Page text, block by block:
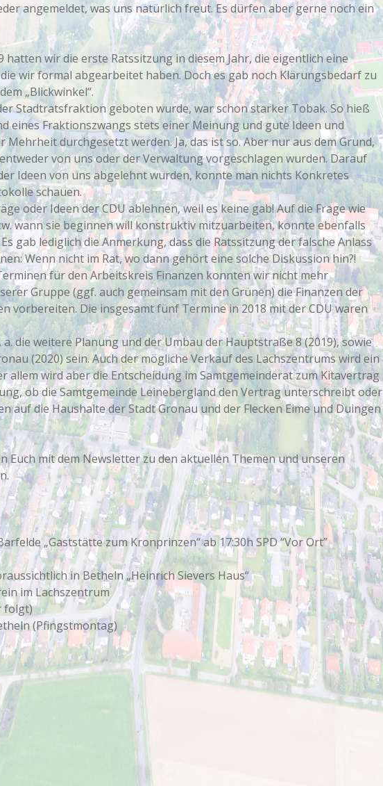
angemeldet, was uns natürlich freut. Es dürfen aber gerne noch ein
hatten wir die erste Ratssitzung in diesem Jahr, die eigentlich eine
wir formal abgearbeitet haben. Doch es gab noch Klärungsbedarf zu
„Blickwinkel“.
Stadtratsfraktion geboten wurde, war schon starker Tobak. So hieß
eines Fraktionszwangs stets einer Meinung und gute Ideen und
durchgesetzt werden. Ja, das ist so. Aber nur aus dem Grund,
von uns oder der Verwaltung vorgeschlagen wurden. Darauf
Ideen von uns abgelehnt wurden, konnte man nichts Konkretes
schauen.
oder Ideen der CDU ablehnen, weil es keine gab! Auf die Frage wie
wann sie beginnen will konstruktiv mitzuarbeiten, konnte ebenfalls
gab lediglich die Anmerkung, dass die Ratssitzung der falsche Anlass
Wenn nicht im Rat, wo dann gehört eine solche Diskussion hin?!
für den Arbeitskreis Finanzen konnten wir nicht mehr
Gruppe (ggf. auch gemeinsam mit den Grünen) die Finanzen der
vorbereiten. Die insgesamt fünf Termine in 2018 mit der CDU waren
die weitere Planung und der Umbau der Hauptstraße 8 (2019), sowie
(2020) sein. Auch der mögliche Verkauf des Lachszentrums wird ein
allem wird aber die Entscheidung im Samtgemeinderat zum Kitavertrag
ob die Samtgemeinde Leinebergland den Vertrag unterschreibt oder
auf die Haushalte der Stadt Gronau und der Flecken Eime und Duingen
Euch mit dem Newsletter zu den aktuellen Themen und unseren
„Gaststätte zum Kronprinzen“ ab 17:30h SPD “Vor Ort”
in Betheln „Heinrich Sievers Haus“
im Lachszentrum
folgt)
(Pfingstmontag)